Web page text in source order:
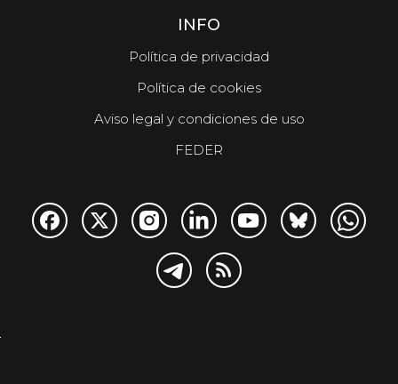
INFO
Política de privacidad
Política de cookies
Aviso legal y condiciones de uso
FEDER